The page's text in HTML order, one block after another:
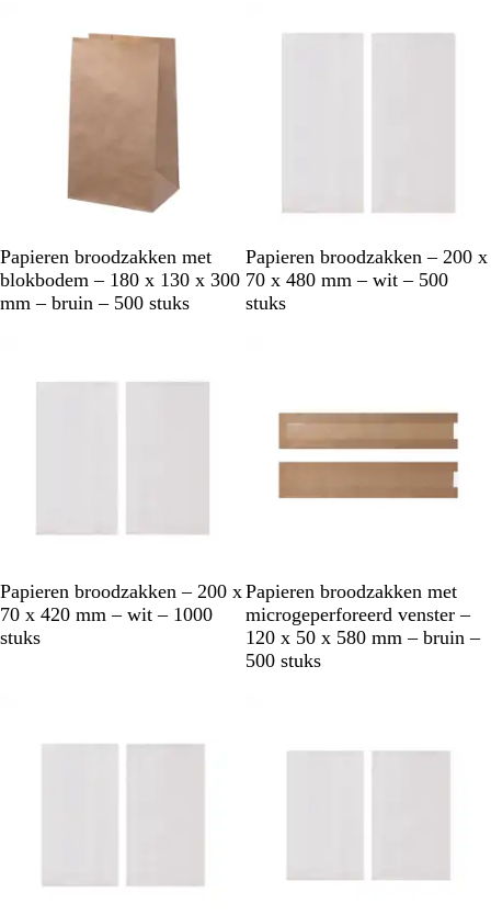
B
r
u
Papieren broodzakken met
blokbodem – 180 x 130 x 300
mm – bruin – 500 stuks
W
i
t
Papieren broodzakken – 200 x
70 x 480 mm – wit – 500
stuks
W
i
t
Papieren broodzakken – 200 x
70 x 420 mm – wit – 1000
stuks
B
r
u
i
Papieren broodzakken met
microgeperforeerd venster –
120 x 50 x 580 mm – bruin –
500 stuks